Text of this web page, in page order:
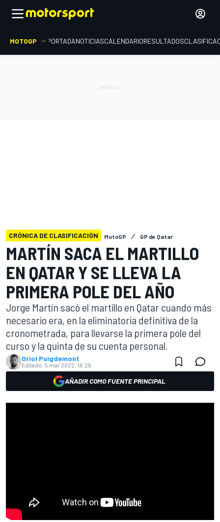
MOTOGP PORTADANOTICIASCALENDARIORESULTADOS
CRÓNICA DE CLASIFICACIÓN MotoGP GP de Qatar
MARTÍN SACA EL MARTILLO
EN QATAR Y SE LLEVA LA
PRIMERA POLE DEL AÑO
Jorge Martín sacó el martillo en Qatar cuando más
necesario era, en la eliminatoria definitiva de la
cronometrada, para llevarse la primera pole del
curso y la quinta de su cuenta personal.
Oriol Puigdemont
Editado: 5 mar 2022, 18:25
AÑADIR COMO FUENTE PRINCIPAL